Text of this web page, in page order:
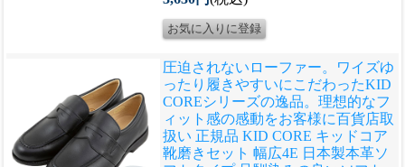
圧迫されないローファー。ワイズゆ
ったり履きやすいにこだわったKID
COREシリーズの逸品。理想的なフ
ィット感の感動をお客様に百貨店取
扱い 正規品 KID CORE キッドコア
靴磨きセット 幅広4E 日本製本革ソ